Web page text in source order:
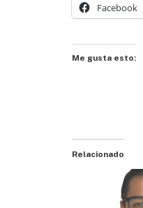
Facebook
Me gusta esto:
Relacionado